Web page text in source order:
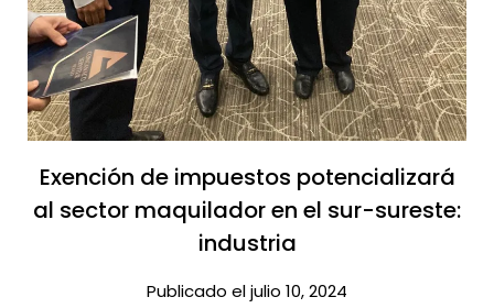
Exención de impuestos potencializará
al sector maquilador en el sur-sureste:
industria​
Publicado el julio 10, 2024